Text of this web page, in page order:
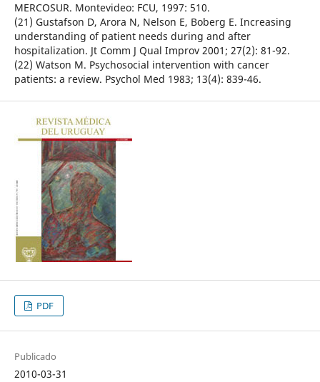
MERCOSUR. Montevideo: FCU, 1997: 510.
(21) Gustafson D, Arora N, Nelson E, Boberg E. Increasing
understanding of patient needs during and after
hospitalization. Jt Comm J Qual Improv 2001; 27(2): 81-92.
(22) Watson M. Psychosocial intervention with cancer
patients: a review. Psychol Med 1983; 13(4): 839-46.
PDF
Publicado
2010-03-31